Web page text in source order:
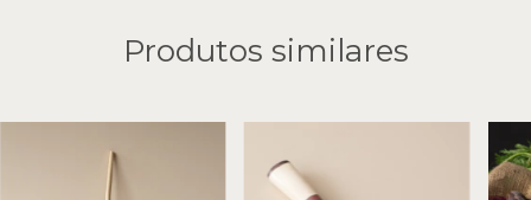
Produtos similares